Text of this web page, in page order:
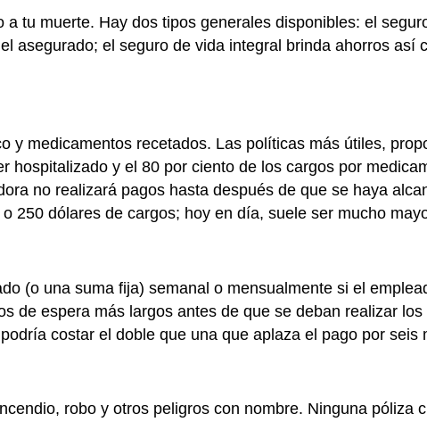
tu muerte. Hay dos tipos generales disponibles: el
asegurado; el seguro de vida integral brinda ahorros así
y medicamentos recetados. Las políticas más útiles,
y el 80 por ciento de los cargos por
no realizará pagos hasta después de que se haya
250 dólares de cargos; hoy en día, suele ser mucho
(o una suma fija) semanal o mensualmente si el
de espera más largos antes de que se deban realizar
costar el doble que una que aplaza el pago por seis
robo y otros peligros con nombre. Ninguna póliza